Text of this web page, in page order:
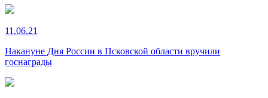
11.06.21
Накануне Дня России в Псковской области вручили
госнаграды